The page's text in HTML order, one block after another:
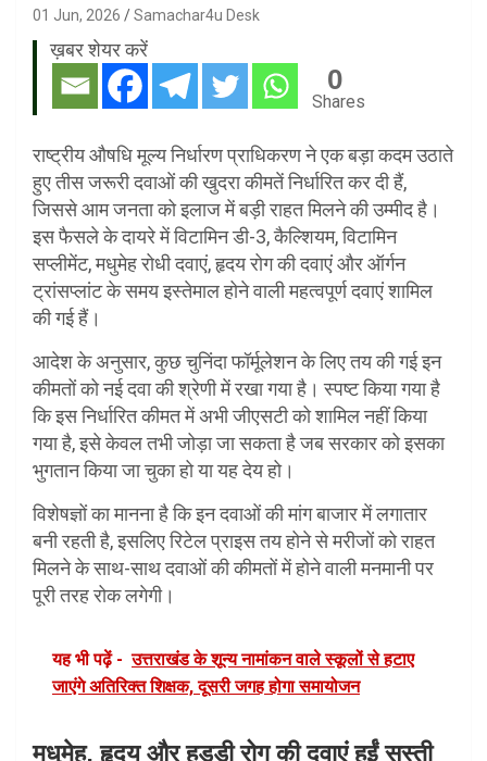
01 Jun, 2026 Samachar4u Desk
ख़बर शेयर करें
0
Shares
राष्ट्रीय औषधि मूल्य निर्धारण प्राधिकरण ने एक बड़ा कदम उठाते
हुए तीस जरूरी दवाओं की खुदरा कीमतें निर्धारित कर दी हैं,
जिससे आम जनता को इलाज में बड़ी राहत मिलने की उम्मीद है।
इस फैसले के दायरे में विटामिन डी-3, कैल्शियम, विटामिन
सप्लीमेंट, मधुमेह रोधी दवाएं, हृदय रोग की दवाएं और ऑर्गन
ट्रांसप्लांट के समय इस्तेमाल होने वाली महत्वपूर्ण दवाएं शामिल
की गई हैं।
आदेश के अनुसार, कुछ चुनिंदा फॉर्मूलेशन के लिए तय की गई इन
कीमतों को नई दवा की श्रेणी में रखा गया है। स्पष्ट किया गया है
कि इस निर्धारित कीमत में अभी जीएसटी को शामिल नहीं किया
गया है, इसे केवल तभी जोड़ा जा सकता है जब सरकार को इसका
भुगतान किया जा चुका हो या यह देय हो।
विशेषज्ञों का मानना है कि इन दवाओं की मांग बाजार में लगातार
बनी रहती है, इसलिए रिटेल प्राइस तय होने से मरीजों को राहत
मिलने के साथ-साथ दवाओं की कीमतों में होने वाली मनमानी पर
पूरी तरह रोक लगेगी।
यह भी पढ़ें - उत्तराखंड के शून्य नामांकन वाले स्कूलों से हटाए
जाएंगे अतिरिक्त शिक्षक, दूसरी जगह होगा समायोजन
मधुमेह, हृदय और हड्डी रोग की दवाएं हुईं सस्ती